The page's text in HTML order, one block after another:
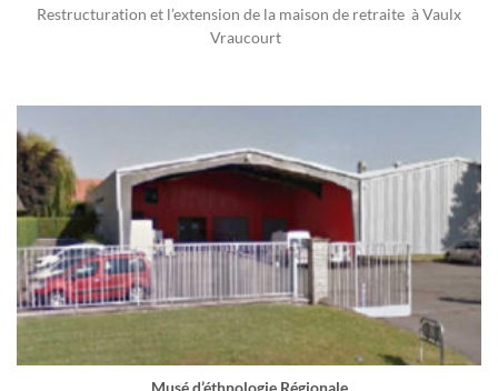
Restructuration et l’extension de la maison de retraite à Vaulx
Vraucourt